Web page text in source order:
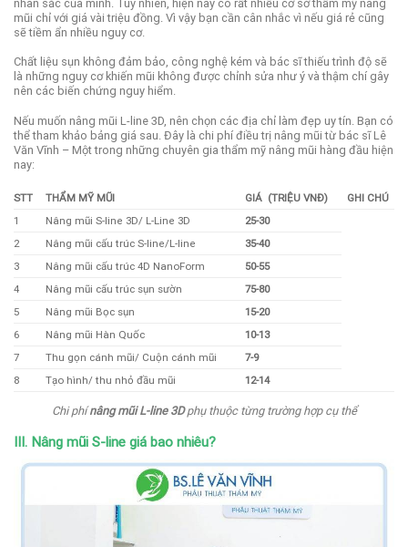
nhan sắc của mình. Tuy nhiên, hiện nay có rất nhiều cơ sở thẩm mỹ nâng
mũi chỉ với giá vài triệu đồng. Vì vậy bạn cần cân nhắc vì nếu giá rẻ cũng
sẽ tiềm ẩn nhiều nguy cơ.
Chất liệu sụn không đảm bảo, công nghệ kém và bác sĩ thiếu trình độ sẽ
là những nguy cơ khiến mũi không được chỉnh sửa như ý và thậm chí gây
nên các biến chứng nguy hiểm.
Nếu muốn nâng mũi L-line 3D, nên chọn các địa chỉ làm đẹp uy tín. Bạn có
thể tham khảo bảng giá sau. Đây là chi phí điều trị nâng mũi từ bác sĩ Lê
Văn Vĩnh – Một trong những chuyên gia thẩm mỹ nâng mũi hàng đầu hiện
nay:
STT THẨM MỸ MŨI GIÁ (TRIỆU VNĐ)
GHI CHÚ
1
Nâng mũi S-line 3D/ L-Line 3D
25-30
2
Nâng mũi cấu trúc S-line/L-line
35-40
3
Nâng mũi cấu trúc 4D NanoForm
50-55
4
Nâng mũi cấu trúc sụn sườn
75-80
5
Nâng mũi Bọc sụn
15-20
6
Nâng mũi Hàn Quốc
10-13
7
Thu gọn cánh mũi/ Cuộn cánh mũi
7-9
8
Tạo hình/ thu nhỏ đầu mũi 12-14
Chi phínâng mũi L-line 3Dphụ thuộc từng trường hợp cụ thể
III. Nâng mũi S-line giá bao nhiêu?